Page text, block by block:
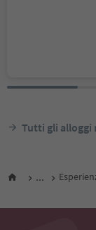
Tutti gli alloggi
...